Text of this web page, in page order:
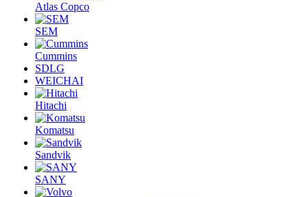
Atlas Copco
SEM
Cummins
SDLG
WEICHAI
Hitachi
Komatsu
Sandvik
SANY